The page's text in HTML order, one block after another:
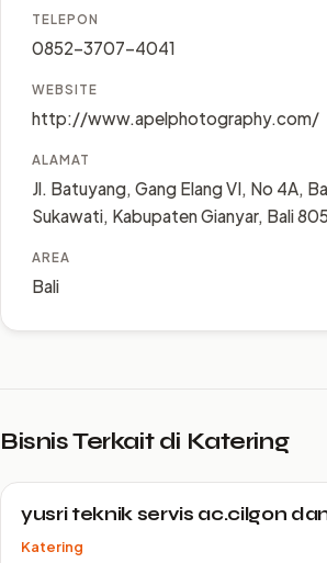
TELEPON
0852-3707-4041
WEBSITE
http://www.apelphotography.com/
ALAMAT
Jl. Batuyang, Gang Elang VI, No 4A,
Sukawati, Kabupaten Gianyar, Bali
AREA
Bali
Bisnis Terkait di Katering
yusri teknik servis ac.cilgon
Katering